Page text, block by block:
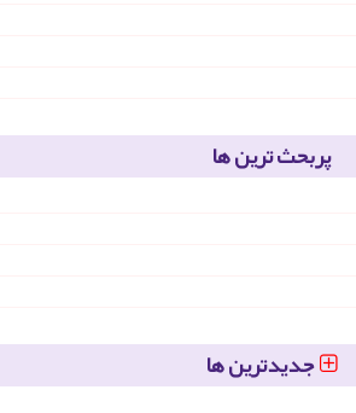
پربحث ترین ها
جدیدترین ها